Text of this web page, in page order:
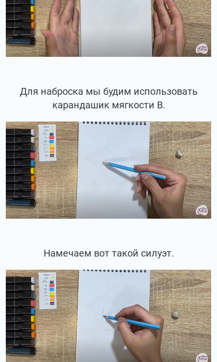
Для наброска мы будим использовать
карандашик мягкости В.
Намечаем вот такой силуэт.